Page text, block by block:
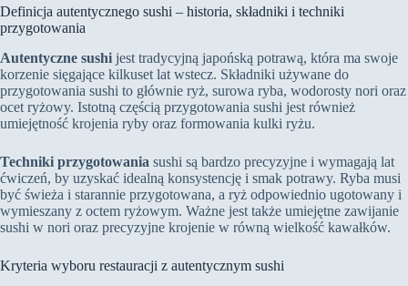
Definicja autentycznego sushi – historia, składniki i techniki
przygotowania
Autentyczne sushi jest tradycyjną japońską potrawą, która ma swoje
korzenie sięgające kilkuset lat wstecz. Składniki używane do
przygotowania sushi to głównie ryż, surowa ryba, wodorosty nori oraz
ocet ryżowy. Istotną częścią przygotowania sushi jest również
umiejętność krojenia ryby oraz formowania kulki ryżu.
Techniki przygotowania sushi są bardzo precyzyjne i wymagają lat
ćwiczeń, by uzyskać idealną konsystencję i smak potrawy. Ryba musi
być świeża i starannie przygotowana, a ryż odpowiednio ugotowany i
wymieszany z octem ryżowym. Ważne jest także umiejętne zawijanie
sushi w nori oraz precyzyjne krojenie w równą wielkość kawałków.
Kryteria wyboru restauracji z autentycznym sushi